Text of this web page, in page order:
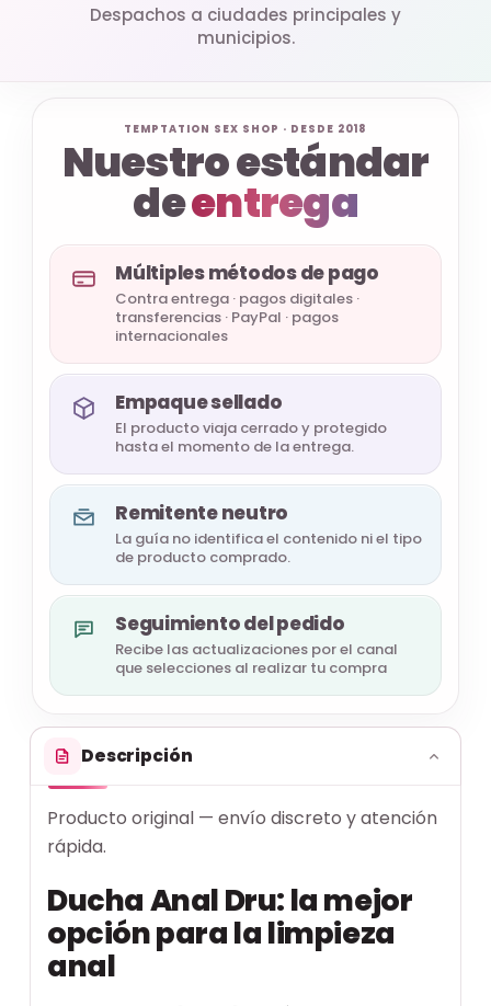
Despachos a ciudades principales y
municipios.
TEMPTATION SEX SHOP · DESDE 2018
Nuestro estándar
deentrega
Múltiples métodos de pago
Contra entrega · pagos digitales ·
transferencias · PayPal · pagos
internacionales
Empaque sellado
El producto viaja cerrado y protegido
hasta el momento de la entrega.
Remitente neutro
La guía no identifica el contenido ni el tipo
de producto comprado.
Seguimiento del pedido
Recibe las actualizaciones por el canal
que selecciones al realizar tu compra
Descripción
Producto original — envío discreto y atención
rápida.
Ducha Anal Dru: la mejor
opción para la limpieza
anal